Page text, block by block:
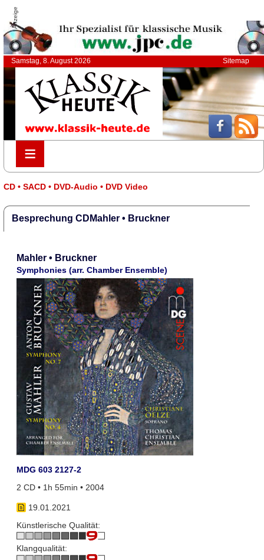
Anzeige
Samstag, 8. August 2026 Sitemap
≡
≡
CD • SACD • DVD-Audio • DVD Video
Besprechung CDMahler • Bruckner
Mahler • Bruckner
Symphonies (arr. Chamber Ensemble)
MDG 603 2127-2
2 CD • 1h 55min • 2004
19.01.2021
Künstlerische Qualität:
Klangqualität: